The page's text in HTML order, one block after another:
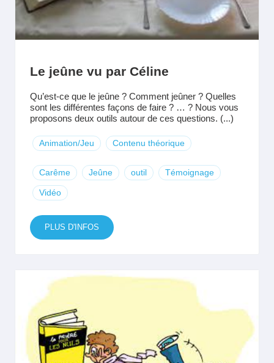
Le jeûne vu par Céline
Qu’est-ce que le jeûne ? Comment jeûner ? Quelles
sont les différentes façons de faire ? … ? Nous vous
proposons deux outils autour de ces questions. (...)
Animation/Jeu Contenu théorique
Carême Jeûne outil Témoignage
Vidéo
PLUS D'INFOS